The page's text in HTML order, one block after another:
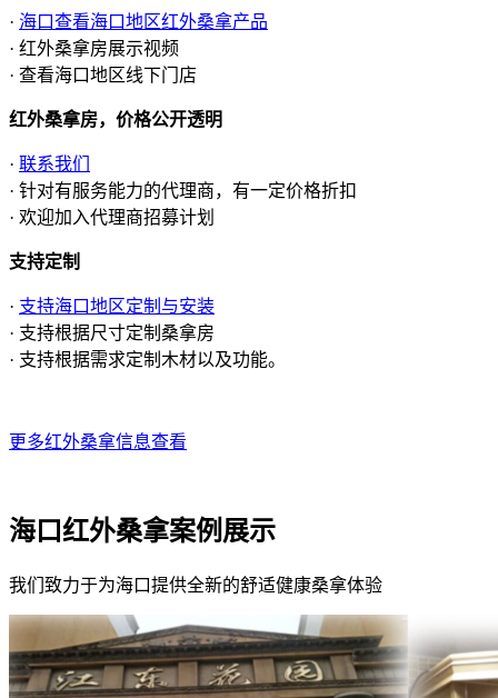
· 海口查看海口地区红外桑拿产品
· 红外桑拿房展示视频
· 查看海口地区线下门店
红外桑拿房，价格公开透明
· 联系我们
· 针对有服务能力的代理商，有一定价格折扣
· 欢迎加入代理商招募计划
支持定制
· 支持海口地区定制与安装
· 支持根据尺寸定制桑拿房
· 支持根据需求定制木材以及功能。
更多红外桑拿信息查看
海口红外桑拿案例展示
我们致力于为海口提供全新的舒适健康桑拿体验